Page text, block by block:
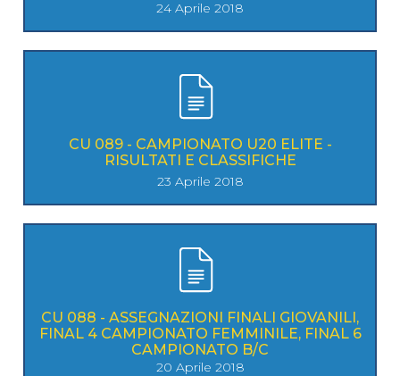
24 Aprile 2018
CU 089 - CAMPIONATO U20 ELITE -
RISULTATI E CLASSIFICHE
23 Aprile 2018
CU 088 - ASSEGNAZIONI FINALI GIOVANILI,
FINAL 4 CAMPIONATO FEMMINILE, FINAL 6
CAMPIONATO B/C
20 Aprile 2018